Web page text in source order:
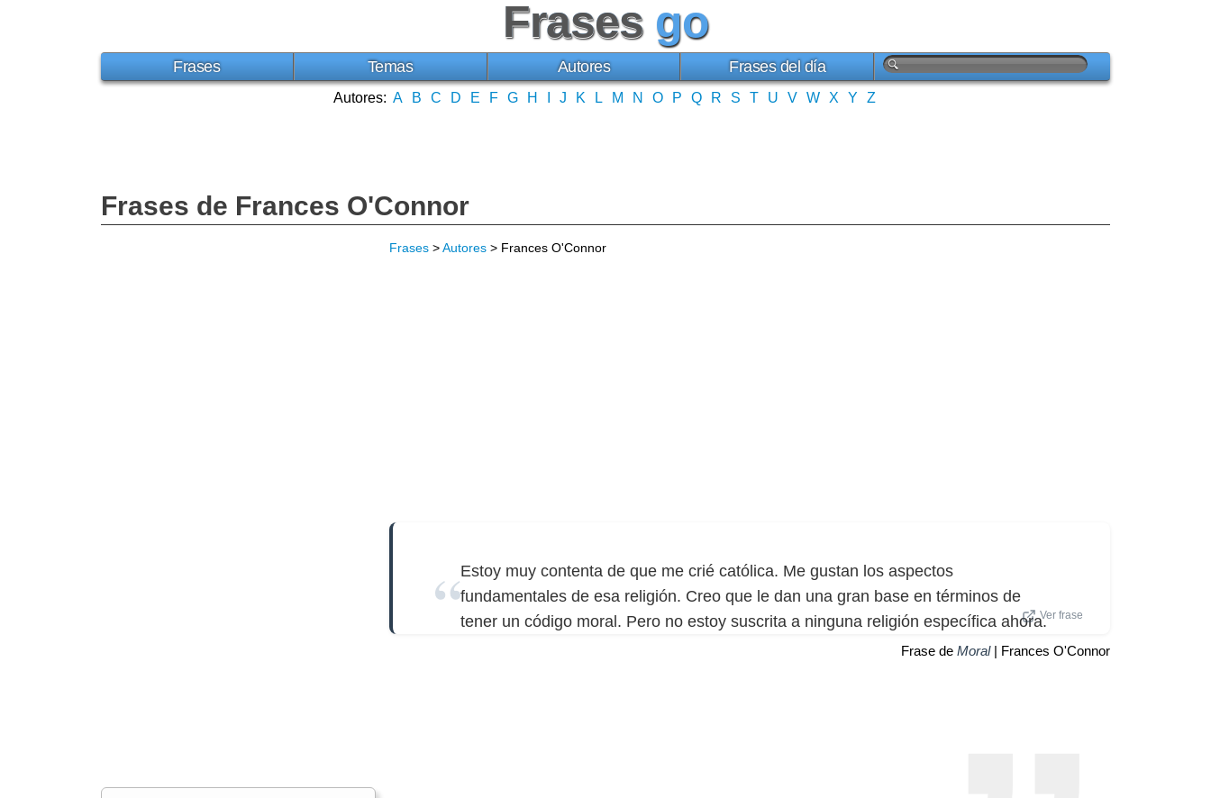
Frases go
Frases Temas Autores Frases del día
Autores: A B C D E F G H J K L M N O P Q R S T U V W X Y Z
Frases de Frances O'Connor
Frases >Autores > Frances O'Connor
Estoy muy contenta de que me crié católica. Me gustan los aspectos
fundamentales de esa religión. Creo que le dan una gran base en términos de
tener un código moral. Pero no estoy suscrita a ninguna religión específica ahora.Ver frase
Frase de Moral| Frances O'Connor